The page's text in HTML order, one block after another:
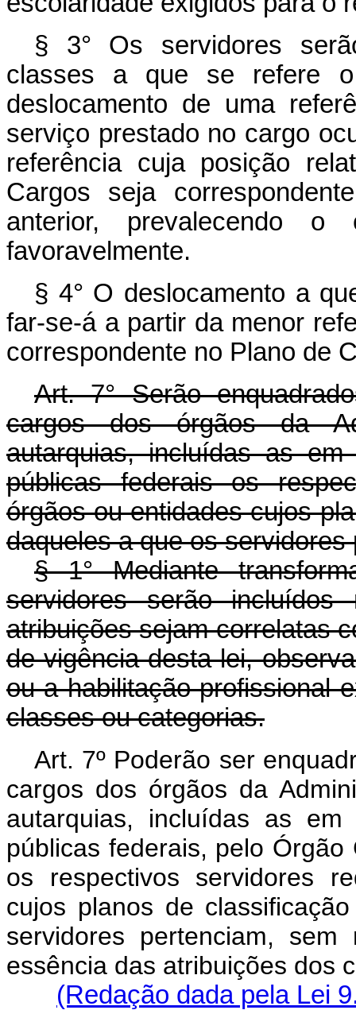
§ 3° Os servidores
classes a que se refere o
deslocamento de uma
serviço prestado no cargo
referência cuja posição
Cargos seja
anterior, prevalecendo
favoravelmente.
§ 4° O deslocamento a
far-se-á a partir da menor
correspondente no Plano de
Art. 7° Serão
cargos dos órgãos da
autarquias, incluídas as
públicas federais os
órgãos ou entidades cujos
daqueles a que os servidores
§ 1° Mediante
servidores serão
atribuições sejam correlatas
de vigência desta lei,
ou a habilitação profissional
classes ou categorias.
Art. 7º Poderão ser
cargos dos órgãos da
autarquias, incluídas as
públicas federais, pelo
os respectivos servidores
cujos planos de
servidores pertenciam,
essência das atribuições
(Redação dada pela Lei